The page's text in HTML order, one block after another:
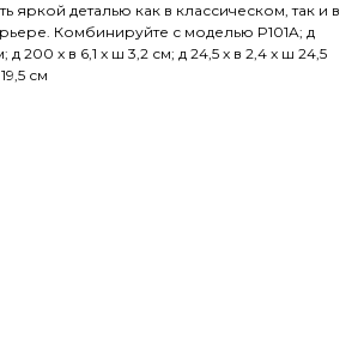
яркой деталью как в классическом, так и в
Комбинируйте с моделью P101A; д
д 200 x в 6,1 x ш 3,2 см; д 24,5 x в 2,4 x ш 24,5
см